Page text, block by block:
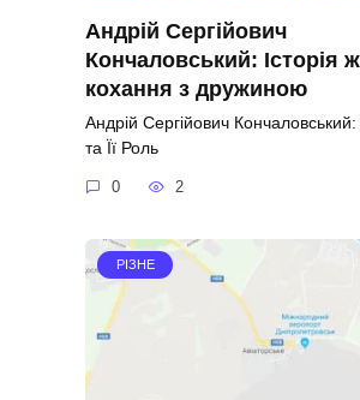
Андрій Сергійович
Кончаловський: Історія
кохання з дружиною
Андрій Сергійович
та Її Роль
0 2
РІЗНЕ